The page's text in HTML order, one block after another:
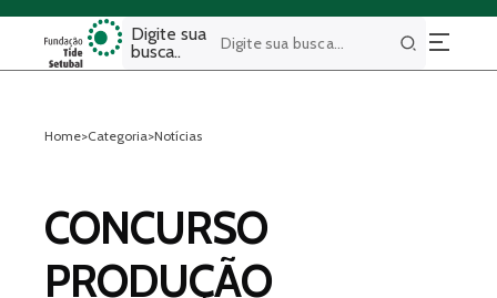
Digite sua
busca..
Buscar
Home>Categoria>Notícias
CONCURSO
PRODUÇÃO